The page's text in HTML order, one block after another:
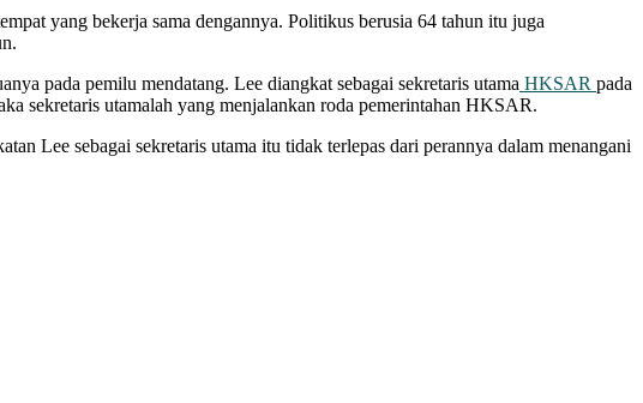
yang bekerja sama dengannya. Politikus berusia 64 tahun itu juga
pada pemilu mendatang. Lee diangkat sebagai sekretaris utama HKSAR pada
sekretaris utamalah yang menjalankan roda pemerintahan HKSAR.
Lee sebagai sekretaris utama itu tidak terlepas dari perannya dalam menangani